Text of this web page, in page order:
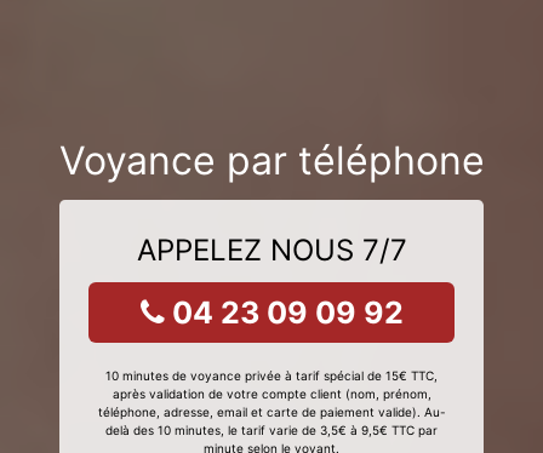
Voyance par téléphone
APPELEZ NOUS 7/7
04 23 09 09 92
10 minutes de voyance privée à tarif spécial de 15€ TTC,
après validation de votre compte client (nom, prénom,
téléphone, adresse, email et carte de paiement valide). Au-
delà des 10 minutes, le tarif varie de 3,5€ à 9,5€ TTC par
minute selon le voyant.